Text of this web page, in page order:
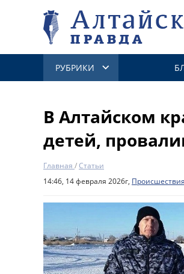
РУБРИКИ
В Алтайском
детей,
Главная /Статьи
14:46, 14 февраля 2026г, Происшествия